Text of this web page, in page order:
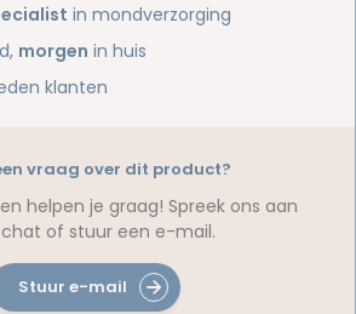
in mondverzorging
morgen in huis
klanten
vraag over dit product?
helpen je graag! Spreek ons aan
of stuur een e-mail.
Stuur e-mail